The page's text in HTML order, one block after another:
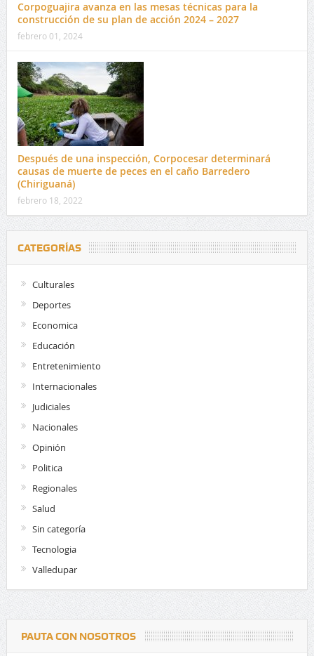
Corpoguajira avanza en las mesas técnicas para la
construcción de su plan de acción 2024 – 2027
febrero 01, 2024
Después de una inspección, Corpocesar determinará
causas de muerte de peces en el caño Barredero
(Chiriguaná)
febrero 18, 2022
CATEGORÍAS
Culturales
Deportes
Economica
Educación
Entretenimiento
Internacionales
Judiciales
Nacionales
Opinión
Politica
Regionales
Salud
Sin categoría
Tecnologia
Valledupar
PAUTA CON NOSOTROS